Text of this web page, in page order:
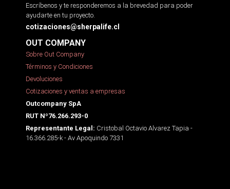
Escríbenos y te responderemos a la brevedad para poder
ayudarte en tu proyecto.
cotizaciones@sherpalife.cl
OUT COMPANY
Sobre Out Company
Términos y Condiciones
Devoluciones
Cotizaciones y ventas a empresas
Outcompany SpA
RUT Nº76.266.293-0
Representante Legal: Cristobal Octavio Alvarez Tapia -
16.366.285-k - Av Apoquindo 7331